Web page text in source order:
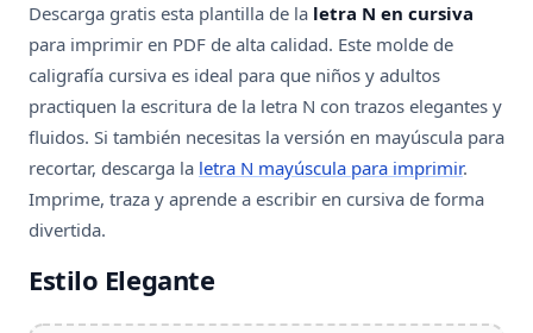
Descarga gratis esta plantilla de la letra N en cursiva
para imprimir en PDF de alta calidad. Este molde de
caligrafía cursiva es ideal para que niños y adultos
practiquen la escritura de la letra N con trazos elegantes y
fluidos. Si también necesitas la versión en mayúscula para
recortar, descarga la letra N mayúscula para imprimir.
Imprime, traza y aprende a escribir en cursiva de forma
divertida.
Estilo Elegante